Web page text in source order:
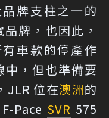
牌支柱之一的
牌，也因此，
車款的停產作
中，但也準備要
JLR 位在澳洲的
Pace SVR 575